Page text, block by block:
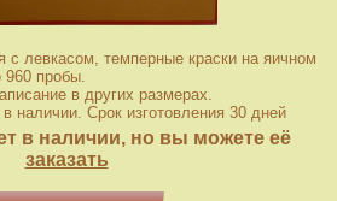
с левкасом, темперные краски на яичном
пробы.
в других размерах.
в наличии. Срок изготовления 30 дней
в наличии, но вы можете её
заказать